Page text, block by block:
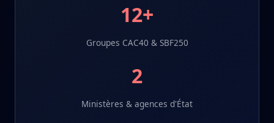
12+
Groupes CAC40 & SBF250
2
Ministères & agences d'État